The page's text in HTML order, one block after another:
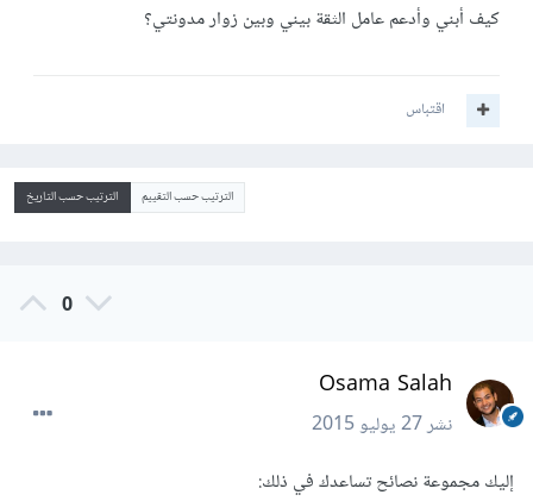
كيف أبني وأدعم عامل الثقة بيني وبين زوار مدونتي؟
اقتباس
الترتيب حسب التقييم الترتيب حسب التاريخ
0
Osama Salah
نشر27 يوليو 2015
إليك مجموعة نصائح تساعدك في ذلك: